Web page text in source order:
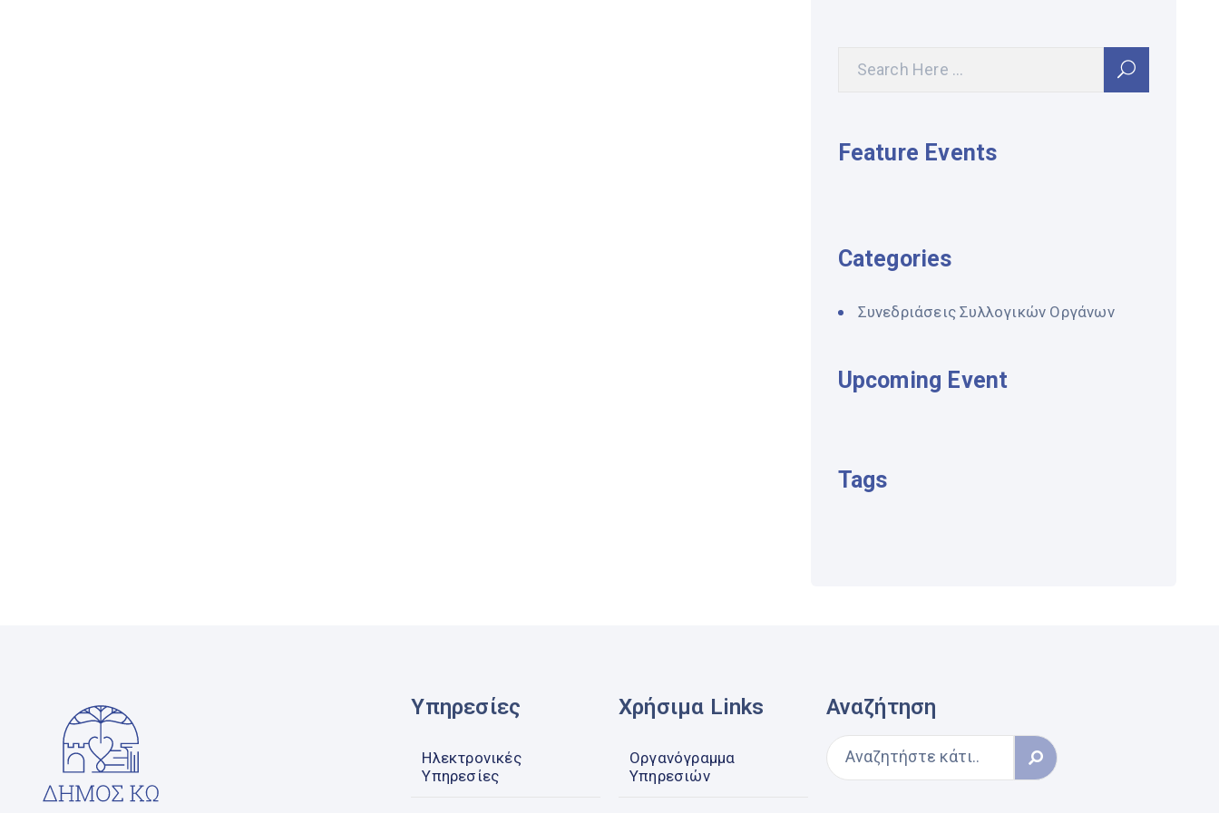
Feature Events
Categories
Συνεδριάσεις Συλλογικών Οργάνων
Upcoming Event
Tags
Υπηρεσίες
Ηλεκτρονικές
Υπηρεσίες
Χρήσιμα Links
Οργανόγραμμα
Υπηρεσιών
Αναζήτηση